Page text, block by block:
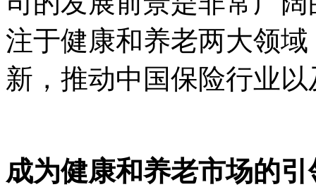
注于健康和养老两大领
新，推动中国保险行业
成为健康和养老市场的引